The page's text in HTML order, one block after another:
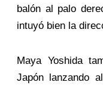
balón al palo
intuyó bien la
Maya Yoshida
Japón lanzando